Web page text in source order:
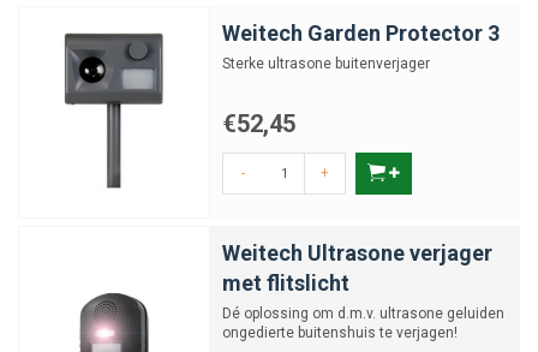
Weitech Garden Protector 3
Sterke ultrasone buitenverjager
€52,45
- +
Weitech Ultrasone verjager
met flitslicht
Dé oplossing om d.m.v. ultrasone geluiden
ongedierte buitenshuis te verjagen!